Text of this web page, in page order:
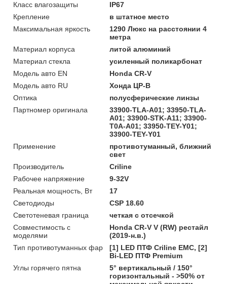
Класс влагозащиты
IP67
Крепление
в штатное место
Максимальная яркость
1290 Люкс на расстоянии 4
метра
Материал корпуса
литой алюминий
Материал стекла
усиленный поликарбонат
Модель авто EN
Honda CR-V
Модель авто RU
Хонда ЦР-В
Оптика
полусферические линзы
Партномер оригинала
33900-TLA-A01; 33950-TLA-
A01; 33900-STK-A11; 33900-
T0A-A01; 33950-TEY-Y01;
33900-TEY-Y01
Применение
противотуманный, ближний
свет
Производитель
Criline
Рабочее напряжение
9-32V
Реальная мощность, Вт
17
Светодиоды
CSP 18.60
Светотеневая граница
четкая с отсечкой
Совместимость с
моделями
Honda CR-V V (RW) рестайл
(2019-н.в.)
Тип противотуманных фар
[1] LED ПТФ Crilinе EMC, [2]
Bi-LED ПТФ Premium
Углы горячего пятна
5° вертикальный / 150°
горизонтальный - >50% от